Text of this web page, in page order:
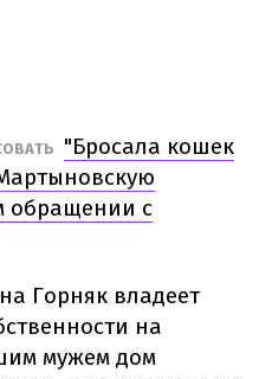
"Бросала кошек
обращении с
Горняк владеет
на
мужем дом